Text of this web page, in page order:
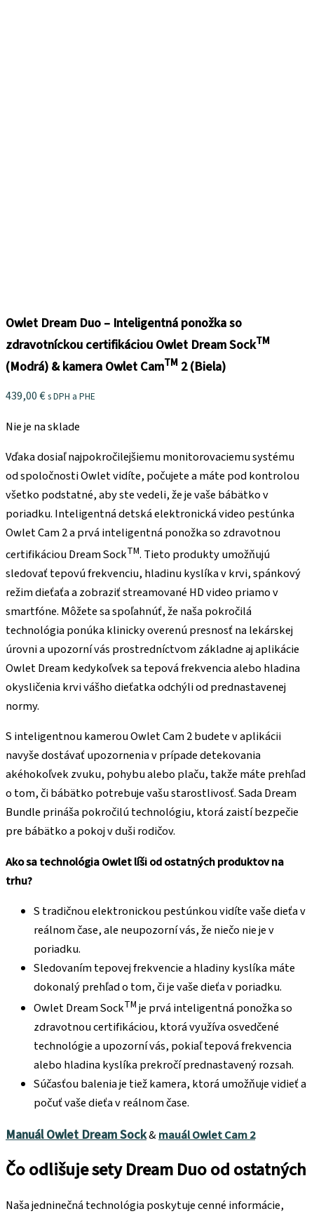
Owlet Dream Duo – Inteligentná ponožka so
zdravotníckou certifikáciou Owlet Dream SockTM
(Modrá) & kamera Owlet CamTM 2 (Biela)
439,00€s DPH a PHE
Nie je na sklade
Vďaka dosiaľ najpokročilejšiemu monitorovaciemu systému
od spoločnosti Owlet vidíte, počujete a máte pod kontrolou
všetko podstatné, aby ste vedeli, že je vaše bábätko v
poriadku. Inteligentná detská elektronická video pestúnka
Owlet Cam 2 a prvá inteligentná ponožka so zdravotnou
certifikáciou Dream SockTM. Tieto produkty umožňujú
sledovať tepovú frekvenciu, hladinu kyslíka v krvi, spánkový
režim dieťaťa a zobraziť streamované HD video priamo v
smartfóne. Môžete sa spoľahnúť, že naša pokročilá
technológia ponúka klinicky overenú presnosť na lekárskej
úrovni a upozorní vás prostredníctvom základne aj aplikácie
Owlet Dream kedykoľvek sa tepová frekvencia alebo hladina
okysličenia krvi vášho dieťatka odchýli od prednastavenej
normy.
S inteligentnou kamerou Owlet Cam 2 budete v aplikácii
navyše dostávať upozornenia v prípade detekovania
akéhokoľvek zvuku, pohybu alebo plaču, takže máte prehľad
o tom, či bábätko potrebuje vašu starostlivosť. Sada Dream
Bundle prináša pokročilú technológiu, ktorá zaistí bezpečie
pre bábätko a pokoj v duši rodičov.
Ako sa technológia Owlet líši od ostatných produktov na
trhu?
S tradičnou elektronickou pestúnkou vidíte vaše dieťa v
reálnom čase, ale neupozorní vás, že niečo nie je v
poriadku.
Sledovaním tepovej frekvencie a hladiny kyslíka máte
dokonalý prehľad o tom, či je vaše dieťa v poriadku.
Owlet Dream SockTMje prvá inteligentná ponožka so
zdravotnou certifikáciou, ktorá využíva osvedčené
technológie a upozorní vás, pokiaľ tepová frekvencia
alebo hladina kyslíka prekročí prednastavený rozsah.
Súčasťou balenia je tiež kamera, ktorá umožňuje vidieť a
počuť vaše dieťa v reálnom čase.
Manuál Owlet Dream Sock&mauál Owlet Cam 2
Čo odlišuje sety Dream Duo od ostatných
Naša jedninečná technológia poskytuje cenné informácie,